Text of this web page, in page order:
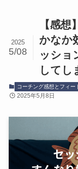
【感
かなか
ッショ
してし
2025
5/08
コーチング感想とフィー
2025年5月8日